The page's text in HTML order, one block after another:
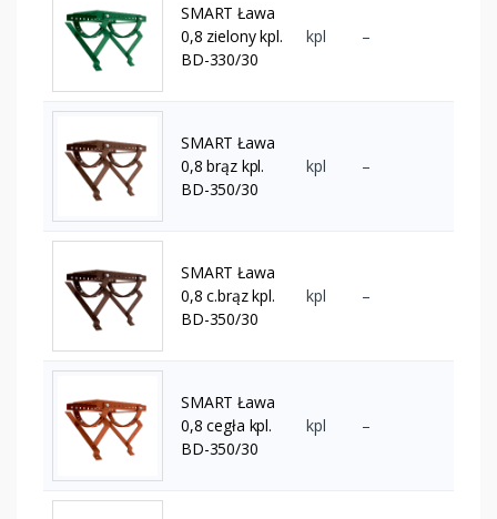
SMART Ława
0,8 zielony kpl.
BD-330/30
kpl –
SMART Ława
0,8 brąz kpl.
BD-350/30
kpl –
SMART Ława
0,8 c.brąz kpl.
BD-350/30
kpl –
SMART Ława
0,8 cegła kpl.
BD-350/30
kpl –